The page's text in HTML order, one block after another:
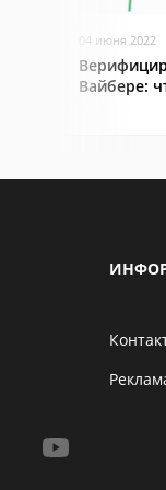
04 июня 2022
Вайбере: